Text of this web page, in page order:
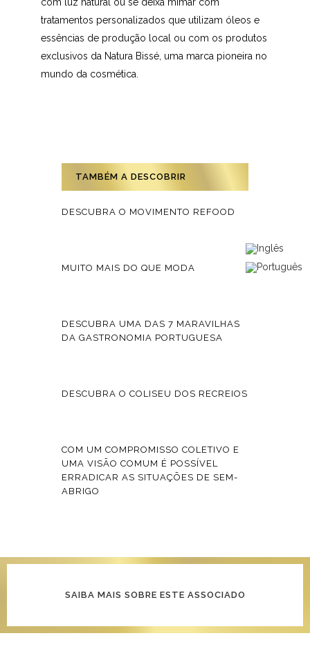
tratamentos personalizados que utilizam óleos e
essências de produção local ou com os produtos
exclusivos da Natura Bissé, uma marca pioneira no
mundo da cosmética.
TAMBÉM A DESCOBRIR
DESCUBRA O MOVIMENTO REFOOD
MUITO MAIS DO QUE MODA
DESCUBRA UMA DAS 7 MARAVILHAS
DA GASTRONOMIA PORTUGUESA
DESCUBRA O COLISEU DOS RECREIOS
COM UM COMPROMISSO COLETIVO E
UMA VISÃO COMUM É POSSÍVEL
ERRADICAR AS SITUAÇÕES DE SEM-
ABRIGO
SAIBA MAIS SOBRE ESTE ASSOCIADO